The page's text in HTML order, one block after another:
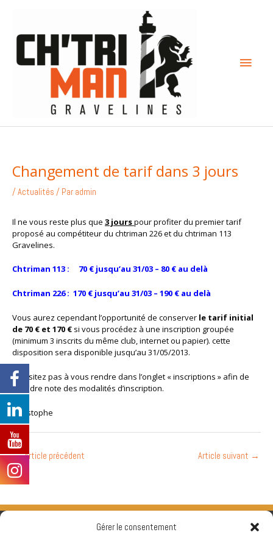
Gérer le consentement
contenu
Changement de tarif dans 3 jours
/Actualités / Par admin
Il ne vous reste plus que 3 jourspour profiter du premier tarif
proposé au compétiteur du chtriman 226 et du chtriman 113
Gravelines.
Chtriman 113 : 70 € jusqu’au 31/03 – 80 € au delà
Chtriman 226 : 170 € jusqu’au 31/03 – 190 € au delà
Vous aurez cependant l’opportunité de conserver le tarif initial
de 70 € et 170 € si vous procédez à une inscription groupée
(minimum 3 inscrits du même club, internet ou papier). cette
disposition sera disponible jusqu’au 31/05/2013.
N’hésitez pas à vous rendre dans l’onglet « inscriptions » afin de
prendre note des modalités d’inscription.
Christophe
←Article précédent Article suivant →